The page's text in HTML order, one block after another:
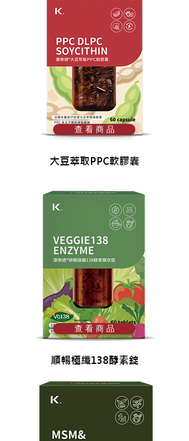
查 看 商 品
大豆萃取PPC軟膠囊
查 看 商 品
順暢極纖138酵素錠